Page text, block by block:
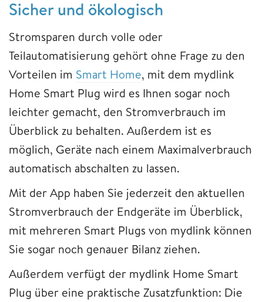
Sicher und ökologisch
Stromsparen durch volle oder
Teilautomatisierung gehört ohne Frage zu den
Vorteilen im Smart Home, mit dem mydlink
Home Smart Plug wird es Ihnen sogar noch
leichter gemacht, den Stromverbrauch im
Überblick zu behalten. Außerdem ist es
möglich, Geräte nach einem Maximalverbrauch
automatisch abschalten zu lassen.
Mit der App haben Sie jederzeit den aktuellen
Stromverbrauch der Endgeräte im Überblick,
mit mehreren Smart Plugs von mydlink können
Sie sogar noch genauer Bilanz ziehen.
Außerdem verfügt der mydlink Home Smart
Plug über eine praktische Zusatzfunktion: Die